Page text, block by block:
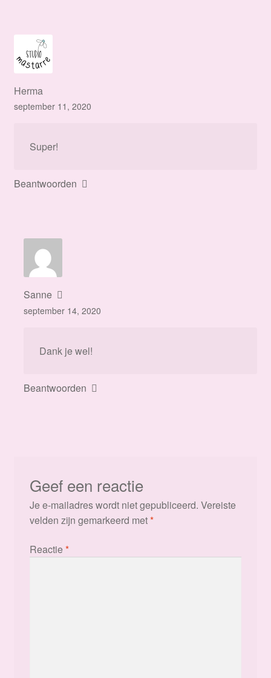
Herma
september 11, 2020
Super!
Beantwoorden
Sanne
september 14, 2020
Dank je wel!
Beantwoorden
Geef een reactie
Je e-mailadres wordt niet gepubliceerd. Vereiste
velden zijn gemarkeerd met*
Reactie*